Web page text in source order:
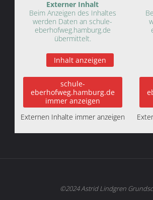
Externer Inhalt
Beim Anzeigen des Inhaltes
werden Daten an schule-
eberhofweg.hamburg.de
übermittelt.
Inhalt anzeigen
schule-
eberhofweg.hamburg.de
immer anzeigen
Externen Inhalte immer anzeigen
©2024 Astrid Lindgren